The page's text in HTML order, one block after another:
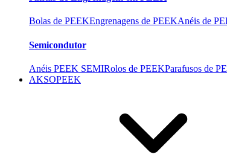
Bolas de PEEKEngrenagens de PEEKAnéis de
Semicondutor
Anéis PEEK SEMIRolos de PEEKParafusos de
AKSOPEEK